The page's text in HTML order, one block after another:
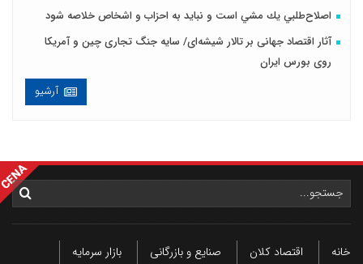
اصلاح‌طلبي يك مشي است و نبايد به احزاب و اشخاص خلاصه شود
آثار اقتصاد جهانی بر تالار شیشه‌ای/ سایه جنگ تجاری چین و آمریکا
روی بورس ایران
آرشیو
خانه اقتصاد کلان صنایع و بازرگانی بازار سرمایه